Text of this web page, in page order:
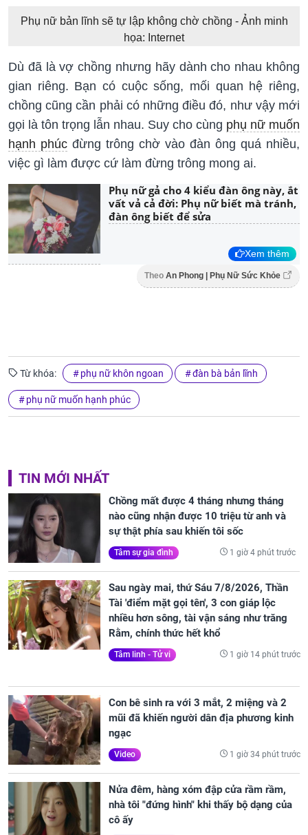
Phụ nữ bản lĩnh sẽ tự lập không chờ chồng - Ảnh minh
họa: Internet
Dù đã là vợ chồng nhưng hãy dành cho nhau không
gian riêng. Bạn có cuộc sống, mối quan hệ riêng,
chồng cũng cần phải có những điều đó, như vậy mới
gọi là tôn trọng lẫn nhau. Suy cho cùng phụ nữ muốn
hạnh phúc đừng trông chờ vào đàn ông quá nhiều,
việc gì làm được cứ làm đừng trông mong ai.
Phụ nữ gả cho 4 kiểu đàn ông này, ắt
vất vả cả đời: Phụ nữ biết mà tránh,
đàn ông biết để sửa
Xem thêm
Theo An Phong | Phụ Nữ Sức Khỏe
Từ khóa: phụ nữ khôn ngoan đàn bà bản lĩnh
phụ nữ muốn hạnh phúc
TIN MỚI NHẤT
Chồng mất được 4 tháng nhưng tháng
nào cũng nhận được 10 triệu từ anh và
sự thật phía sau khiến tôi sốc
Tâm sự gia đình 1 giờ 4 phút trước
Sau ngày mai, thứ Sáu 7/8/2026, Thần
Tài 'điểm mặt gọi tên', 3 con giáp lộc
nhiều hơn sông, tài vận sáng như trăng
Rằm, chính thức hết khổ
Tâm linh - Tử vi 1 giờ 14 phút trước
Con bê sinh ra với 3 mắt, 2 miệng và 2
mũi đã khiến người dân địa phương kinh
ngạc
Video 1 giờ 34 phút trước
Nửa đêm, hàng xóm đập cửa rầm rầm,
nhà tôi "đứng hình" khi thấy bộ dạng của
cô ấy